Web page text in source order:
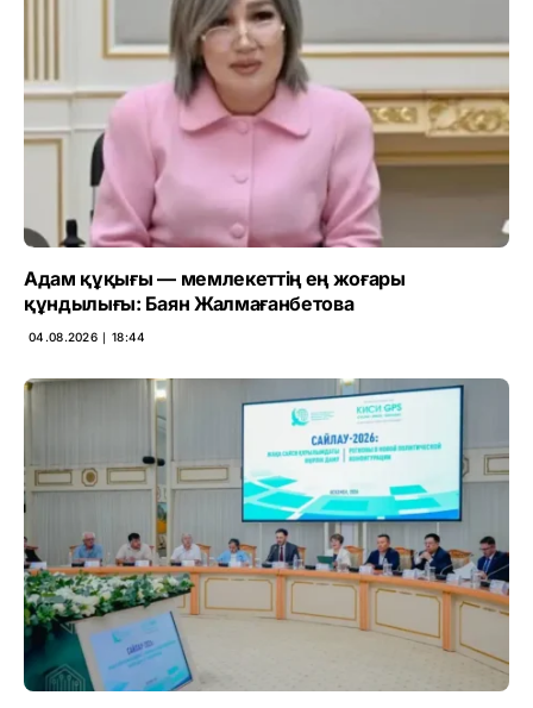
Адам құқығы — мемлекеттің ең жоғары
құндылығы: Баян Жалмағанбетова
04.08.2026 ∣ 18:44